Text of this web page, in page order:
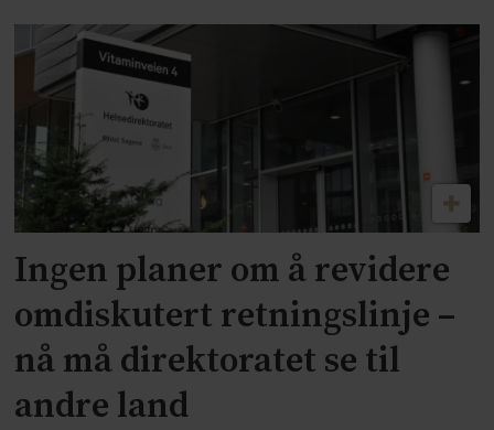
Ingen planer om å revidere
omdiskutert retningslinje –
nå må direktoratet se til
andre land